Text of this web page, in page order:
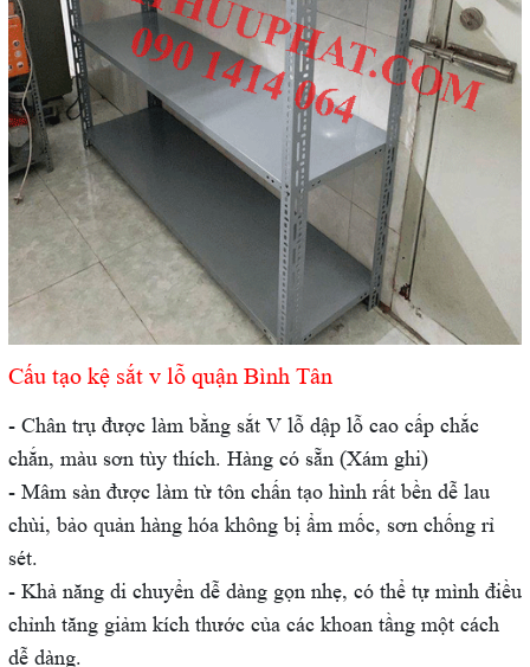
Cấu tạo kệ sắt v lỗ quận Bình Tân
- Chân trụ được làm bằng sắt V lỗ dập lỗ cao cấp chắc
chắn, màu sơn tùy thích. Hàng có sẵn (Xám ghi)
- Mâm sàn được làm từ tôn chấn tạo hình rất bền dễ lau
chùi, bảo quản hàng hóa không bị ẩm mốc, sơn chống rỉ
sét.
- Khả năng di chuyển dễ dàng gọn nhẹ, có thể tự mình điều
chỉnh tăng giảm kích thước của các khoan tầng một cách
dễ dàng.